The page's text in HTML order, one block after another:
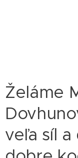
Želáme
veľa síl